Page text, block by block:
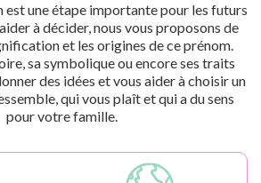
est une étape importante pour les futurs
à décider, nous vous proposons de
et les origines de ce prénom.
sa symbolique ou encore ses traits
des idées et vous aider à choisir un
qui vous plaît et qui a du sens
pour votre famille.